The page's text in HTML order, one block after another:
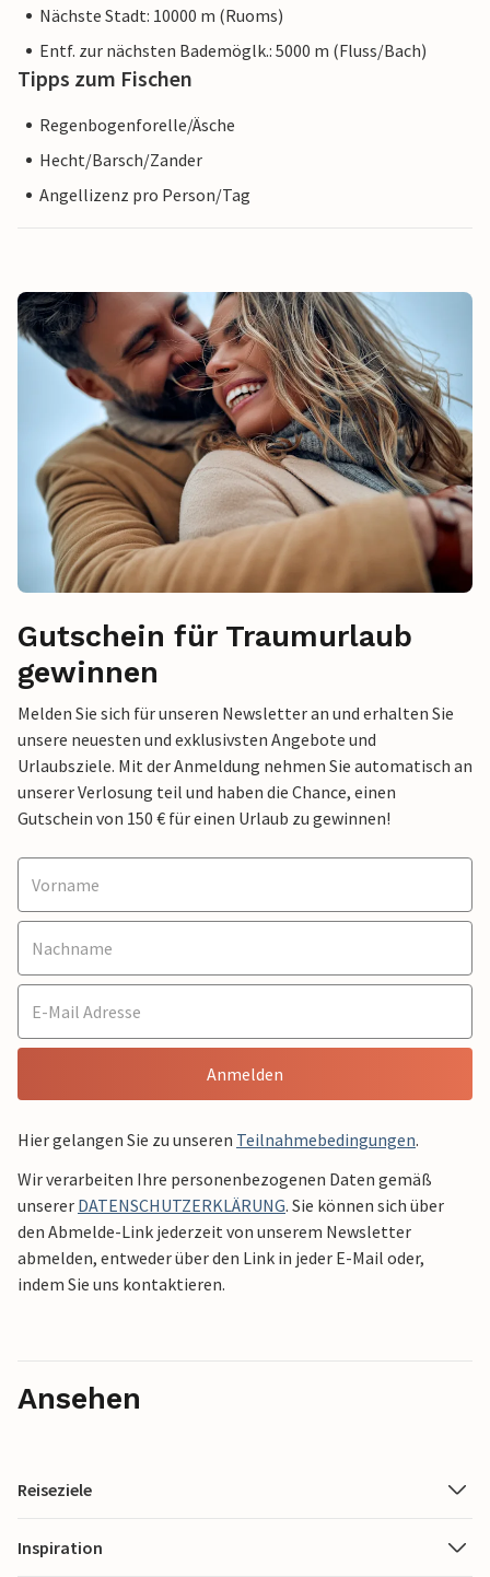
Nächste Stadt: 10000 m (Ruoms)
Entf. zur nächsten Bademöglk.: 5000 m (Fluss/Bach)
Tipps zum Fischen
Regenbogenforelle/Äsche
Hecht/Barsch/Zander
Angellizenz pro Person/Tag
Gutschein für Traumurlaub
gewinnen
Melden Sie sich für unseren Newsletter an und erhalten Sie
unsere neuesten und exklusivsten Angebote und
Urlaubsziele. Mit der Anmeldung nehmen Sie automatisch an
unserer Verlosung teil und haben die Chance, einen
Gutschein von 150 € für einen Urlaub zu gewinnen!
Anmelden
Hier gelangen Sie zu unseren Teilnahmebedingungen.
Wir verarbeiten Ihre personenbezogenen Daten gemäß
unserer DATENSCHUTZERKLÄRUNG. Sie können sich über
den Abmelde-Link jederzeit von unserem Newsletter
abmelden, entweder über den Link in jeder E-Mail oder,
indem Sie uns kontaktieren.
Ansehen
Reiseziele
Inspiration